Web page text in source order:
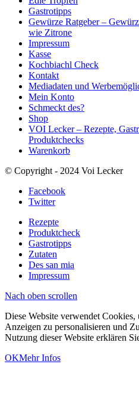
Gastrotipps
Gewürze Ratgeber –
wie Zitrone
Impressum
Kasse
Kochbiachl Check
Kontakt
Mediadaten und
Mein Konto
Schmeckt des?
Shop
VOI Lecker – Rezepte,
Produktchecks
Warenkorb
© Copyright - 2024 Voi Lecker
Facebook
Twitter
Rezepte
Produktcheck
Gastrotipps
Zutaten
Des san mia
Impressum
Nach oben scrollen
Diese Website verwendet Cookies,
Anzeigen zu personalisieren und
Nutzung dieser Website erklären
OKMehr Infos